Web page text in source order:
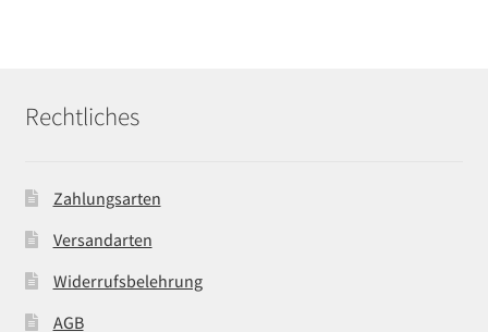
Rechtliches
Zahlungsarten
Versandarten
Widerrufsbelehrung
AGB